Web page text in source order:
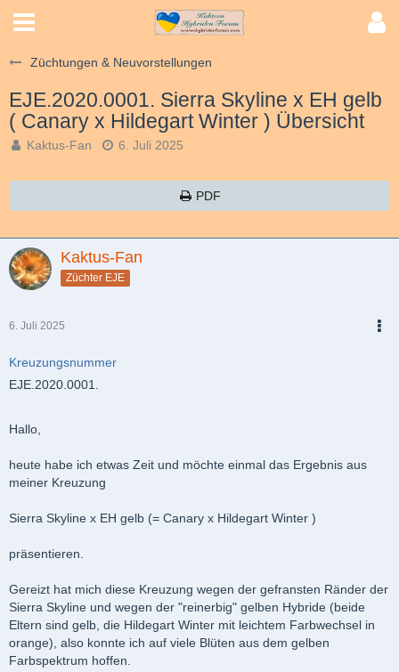
Züchtungen & Neuvorstellungen
EJE.2020.0001. Sierra Skyline x EH gelb
( Canary x Hildegart Winter ) Übersicht
Kaktus-Fan 6. Juli 2025
PDF
Kaktus-Fan
Züchter EJE
6. Juli 2025
Kreuzungsnummer
EJE.2020.0001.
Hallo,
heute habe ich etwas Zeit und möchte einmal das Ergebnis aus
meiner Kreuzung
Sierra Skyline x EH gelb (= Canary x Hildegart Winter )
präsentieren.
Gereizt hat mich diese Kreuzung wegen der gefransten Ränder der
Sierra Skyline und wegen der "reinerbig" gelben Hybride (beide
Eltern sind gelb, die Hildegart Winter mit leichtem Farbwechsel in
orange), also konnte ich auf viele Blüten aus dem gelben
Farbspektrum hoffen.